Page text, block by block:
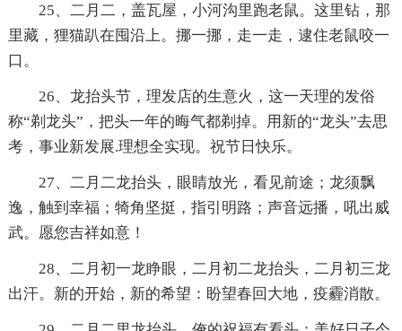
25、二月二，盖瓦屋，小河沟里跑老鼠。这里钻，那
里藏，狸猫趴在囤沿上。挪一挪，走一走，逮住老鼠咬一
口。
26、龙抬头节，理发店的生意火，这一天理的发俗
称“剃龙头”，把头一年的晦气都剃掉。用新的“龙头”去思
考，事业新发展.理想全实现。祝节日快乐。
27、二月二龙抬头，眼睛放光，看见前途；龙须飘
逸，触到幸福；犄角坚挺，指引明路；声音远播，吼出威
武。愿您吉祥如意！
28、二月初一龙睁眼，二月初二龙抬头，二月初三龙
出汗。新的开始，新的希望：盼望春回大地，疫霾消散。